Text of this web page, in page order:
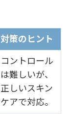
対策のヒント
コントロール
は難しいが、
正しいスキン
ケアで対応。